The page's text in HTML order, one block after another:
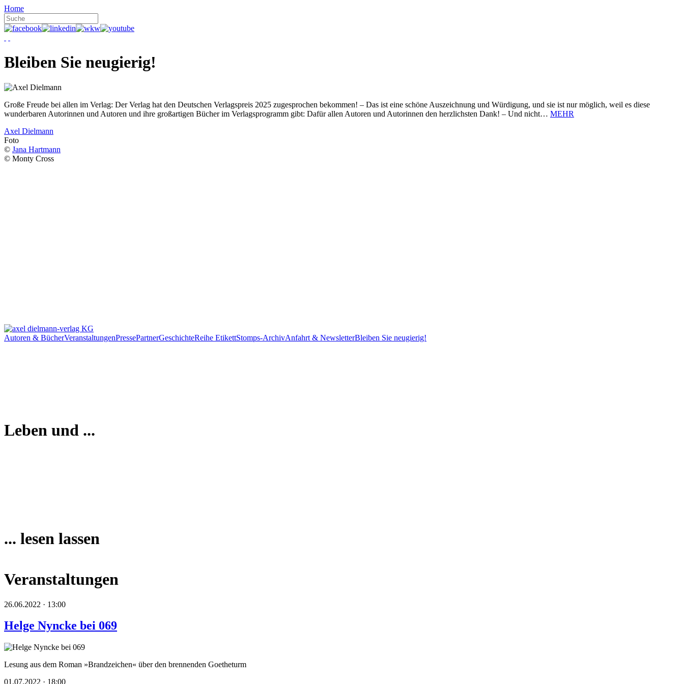
Home
Bleiben Sie neugierig!
Große Freude bei allen im Verlag: Der Verlag hat den Deutschen Verlagspreis 2025 zugesprochen bekommen! – Das ist eine schöne Auszeichnung und Würdigung, und sie ist nur möglich, weil es diese
wunderbaren Autorinnen und Autoren und ihre großartigen Bücher im Verlagsprogramm gibt: Dafür allen Autoren und Autorinnen den herzlichsten Dank! – Und nicht… MEHR
Axel Dielmann
Foto
© Jana Hartmann
© Monty Cross
Autoren & BücherVeranstaltungenPressePartnerGeschichteReihe EtikettStomps-ArchivAnfahrt & NewsletterBleiben Sie neugierig!
Leben und ...
... lesen lassen
Veranstaltungen
26.06.2022 · 13:00
Helge Nyncke bei 069
Lesung aus dem Roman »Brandzeichen« über den brennenden Goetheturm
01.07.2022 · 18:00